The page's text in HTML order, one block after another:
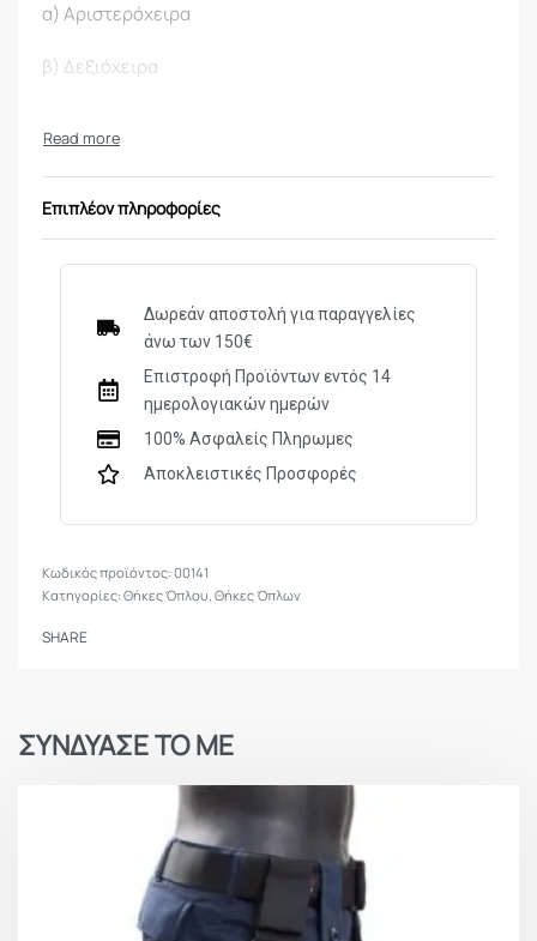
α) Αριστερόχειρα
β) Δεξιόχειρα
Επιπλέον πληροφορίες
Δωρεάν αποστολή για παραγγελίες
άνω των 150€
Επιστροφή Προϊόντων εντός 14
ημερολογιακών ημερών
100% Ασφαλείς Πληρωμες
Αποκλειστικές Προσφορές
00141
Κατηγορίες:Θήκες Όπλου Θήκες Όπλων
SHARE
ΣΥΝΔΥΑΣΕ ΤΟ ΜΕ